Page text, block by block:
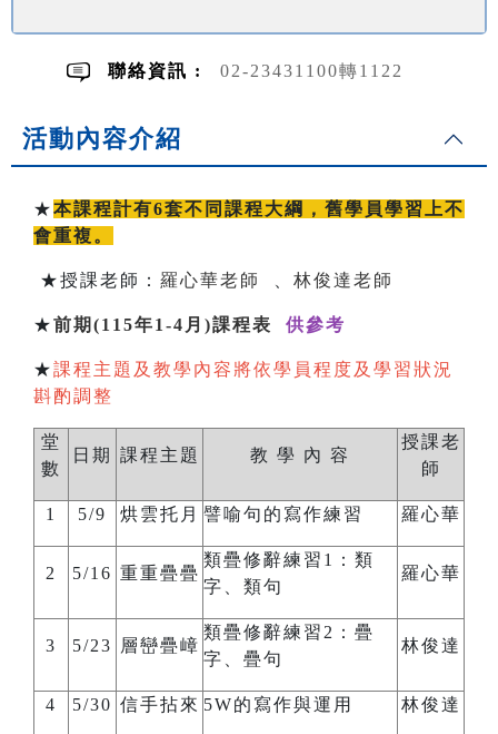
聯絡資訊 : 02-23431100轉1122
活動內容介紹
★本課程計有6套不同課程大綱，舊學員學習上不
會重複。
★授課老師： 羅心華老師 林俊達老師
★前期(115年1-4月)課程表 供參考
★課程主題及教學內容將依學員程度及學習狀況
斟酌調整
堂
數
日期 課程主題 教 學 內 容
授課老
師
1 5/9 烘雲托月 譬喻句的寫作練習 羅心華
2 5/16 重重疊疊
類疊修辭練習 1
：類
字、類句
羅心華
3 5/23 層巒疊嶂
類疊修辭練習 2 ：疊
字、疊句
林俊達
4 5/30 信手拈來 5W的寫作與運用 林俊達